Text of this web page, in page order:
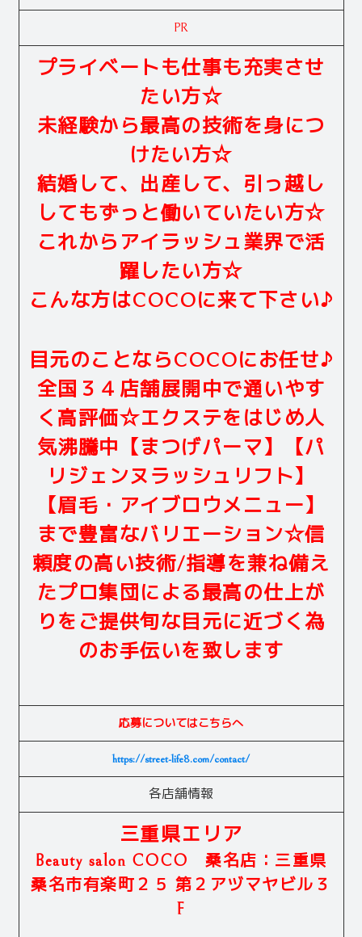
PR
プライベートも仕事も充実させ
たい方☆
未経験から最高の技術を身につ
けたい方☆
結婚して、出産して、引っ越し
してもずっと働いていたい方☆
これからアイラッシュ業界で活
躍したい方☆
こんな方はCOCOに来て下さい♪
目元のことならCOCOにお任せ♪
全国３４店舗展開中で通いやす
く高評価☆エクステをはじめ人
気沸騰中【まつげパーマ】【パ
リジェンヌラッシュリフト】
【眉毛・アイブロウメニュー】
まで豊富なバリエーション☆信
頼度の高い技術/指導を兼ね備え
たプロ集団による最高の仕上が
りをご提供旬な目元に近づく為
のお手伝いを致します
応募についてはこちらへ
https://street-life8.com/contact/
各店舗情報
三重県エリア
Beauty salon COCO 桑名店：三重県
桑名市有楽町２５ 第２アヅマヤビル３
F